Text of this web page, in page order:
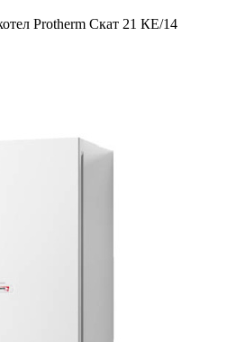
Protherm Скат 21 КE/14